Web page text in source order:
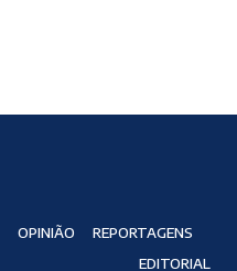
OPINIÃO
REPORTAGENS
EDITORIAL